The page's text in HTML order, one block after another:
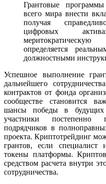
Грантовые
всего мира внести
получая
цифровых
определяется
должностными
Успешное выполнение
дальнейшего
контрактов от фонда
сообществе становится
шансы победы в будущих
участники постепенно
подрядчиков в
проекта. Криптотрейдинг
грантов, если специалист
токены платформы.
средством расчета внутри
сотрудничества.